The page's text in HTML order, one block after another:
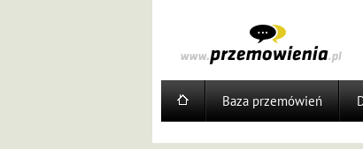
Baza przemówień